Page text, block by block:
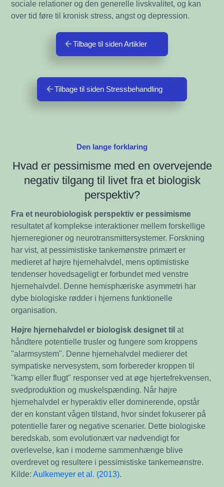
sociale relationer og den generelle livskvalitet, og kan
over tid føre til kronisk stress, angst og depression.
Tilbage til siden Artikler
Tilbage til siden Stressbehandling
Den lange forklaring
Hvad er pessimisme med en overvejende
negativ tilgang til livet fra et biologisk
perspektiv?
Fra et neurobiologisk perspektiv er pessimisme
resultatet af komplekse interaktioner mellem forskellige
hjerneregioner og neurotransmittersystemer. Forskning
har vist, at pessimistiske tankemønstre primært er
medieret af højre hjernehalvdel, mens optimistiske
tendenser hovedsageligt er forbundet med venstre
hjernehalvdel. Denne hemisphæriske asymmetri har
dybe biologiske rødder i hjernens funktionelle
organisation.
Højre hjernehalvdel er biologisk designet til at
håndtere potentielle trusler og fungere som kroppens
"alarmsystem". Denne hjernehalvdel medierer det
sympatiske nervesystem, som forbereder kroppen til
"kamp eller flugt" responser ved at øge hjertefrekvensen,
svedproduktion og muskelspænding. Når højre
hjernehalvdel er hyperaktiv eller dominerende, opstår
der en konstant vågen tilstand, hvor sindet fokuserer på
potentielle farer og negative scenarier. Dette biologiske
beredskab, som evolutionært var nødvendigt for
overlevelse, kan i moderne sammenhænge blive
overdrevet og resultere i pessimistiske tankemeønstre.
Kilde:Aulkemeyer et al. (2013).